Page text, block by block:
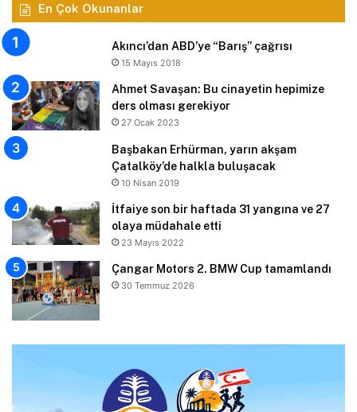
En Çok Okunanlar
Akıncı’dan ABD’ye “Barış” çağrısı
15 Mayıs 2018
Ahmet Savaşan: Bu cinayetin hepimize
ders olması gerekiyor
27 Ocak 2023
Başbakan Erhürman, yarın akşam
Çatalköy’de halkla buluşacak
10 Nisan 2019
İtfaiye son bir haftada 31 yangına ve 27
olaya müdahale etti
23 Mayıs 2022
Çangar Motors 2. BMW Cup tamamlandı
30 Temmuz 2026